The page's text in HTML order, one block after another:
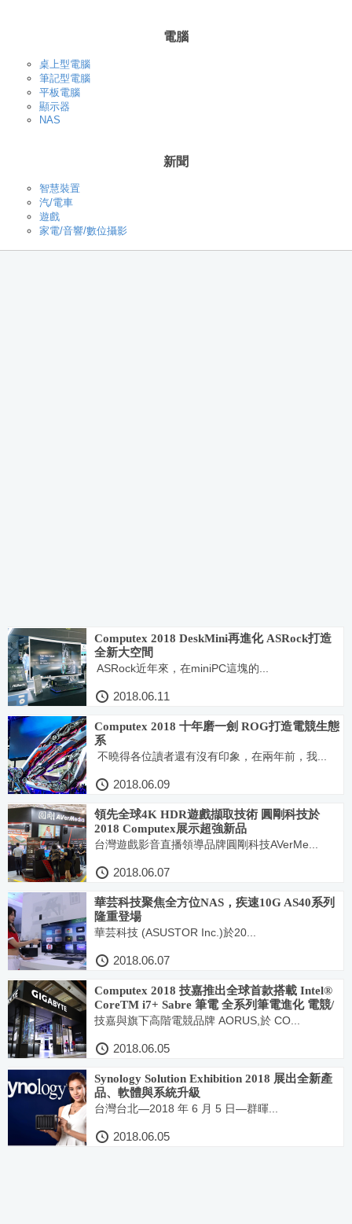
電腦
桌上型電腦
筆記型電腦
平板電腦
顯示器
NAS
新聞
智慧裝置
汽/電車
遊戲
家電/音響/數位攝影
Computex 2018 DeskMini再進化 ASRock打造
全新大空間
ASRock近年來，在miniPC這塊的...
2018.06.11
Computex 2018 十年磨一劍 ROG打造電競生態
系
不曉得各位讀者還有沒有印象，在兩年前，我...
2018.06.09
領先全球4K HDR遊戲擷取技術 圓剛科技於
2018 Computex展示超強新品
台灣遊戲影音直播領導品牌圓剛科技AVerMe...
2018.06.07
華芸科技聚焦全方位NAS，疾速10G AS40系列
隆重登場
華芸科技 (ASUSTOR Inc.)於20...
2018.06.07
Computex 2018 技嘉推出全球首款搭載 Intel®
CoreTM i7+ Sabre 筆電 全系列筆電進化 電競/
專業一次滿足
技嘉與旗下高階電競品牌 AORUS,於 CO...
2018.06.05
Synology Solution Exhibition 2018 展出全新產
品、軟體與系統升級
台灣台北—2018 年 6 月 5 日—群暉...
2018.06.05